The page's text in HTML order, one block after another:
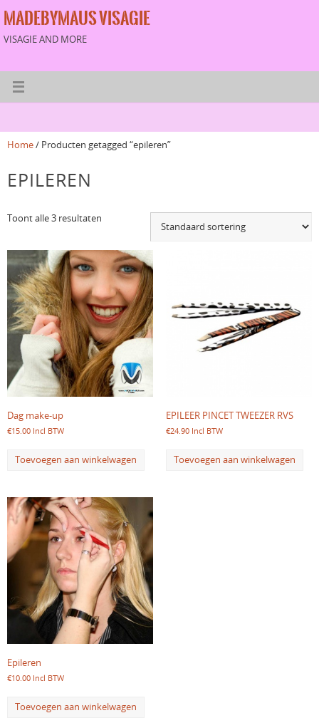
MADEBYMAUS VISAGIE
VISAGIE AND MORE
Home/ Producten getagged “epileren”
EPILEREN
Toont alle 3 resultaten
Dag make-up
€15.00 Incl BTW
Toevoegen aan winkelwagen
EPILEER PINCET TWEEZER RVS
€24.90 Incl BTW
Toevoegen aan winkelwagen
Epileren
€10.00 Incl BTW
Toevoegen aan winkelwagen